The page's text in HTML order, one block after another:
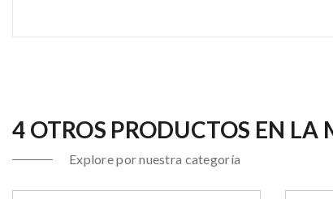
4 OTROS PRODUCTOS EN
Explore por nuestra categoría